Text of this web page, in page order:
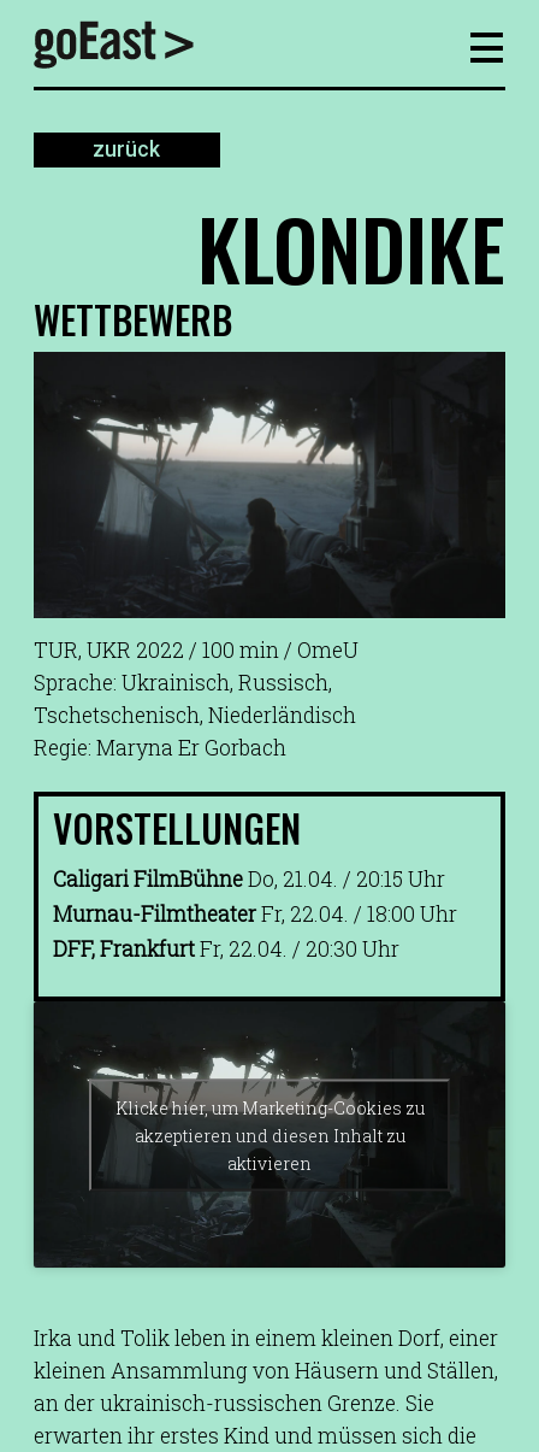
zurück
KLONDIKE
WETTBEWERB
TUR, UKR 2022 / 100 min / OmeU
Sprache: Ukrainisch, Russisch,
Tschetschenisch, Niederländisch
Regie: Maryna Er Gorbach
VORSTELLUNGEN
Caligari FilmBühneDo, 21.04. / 20:15 Uhr
Murnau-FilmtheaterFr, 22.04. / 18:00 Uhr
DFF, FrankfurtFr, 22.04. / 20:30 Uhr
Klicke hier, um Marketing-Cookies zu
akzeptieren und diesen Inhalt zu
aktivieren
Irka und Tolik leben in einem kleinen Dorf, einer
kleinen Ansammlung von Häusern und Ställen,
an der ukrainisch-russischen Grenze. Sie
erwarten ihr erstes Kind und müssen sich die